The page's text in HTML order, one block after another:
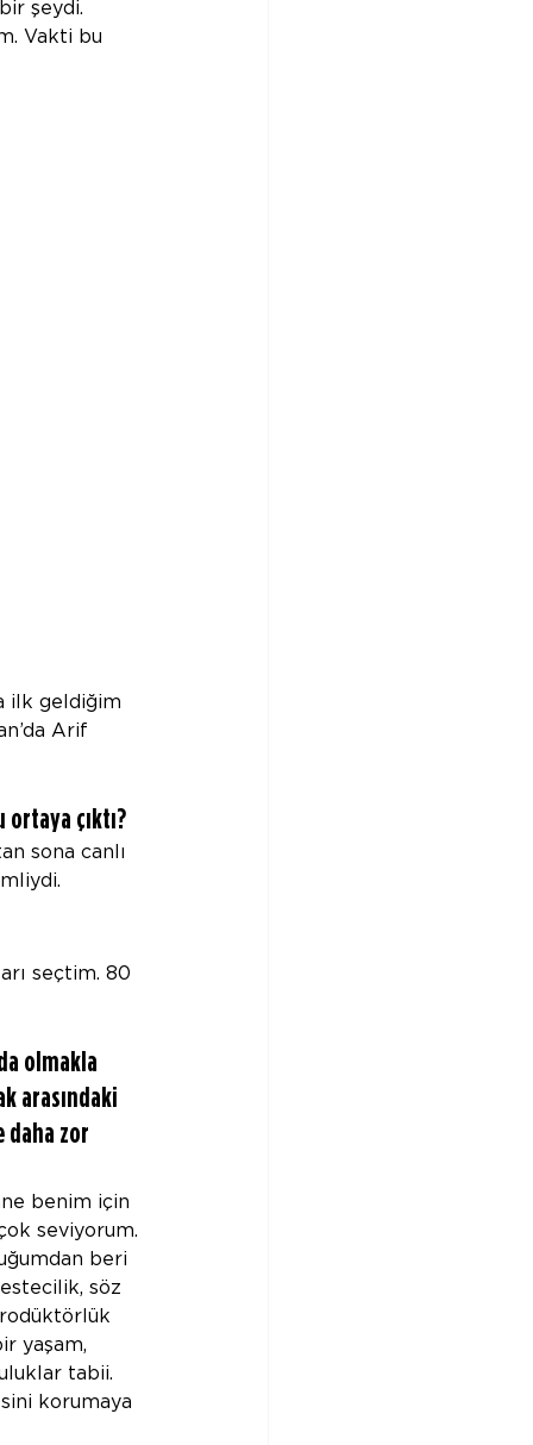
şeydi.
Vakti bu
ilk geldiğim
Arif
çıktı?
sona canlı
seçtim. 80
olmakla
arasındaki
daha zor
benim için
seviyorum.
beri
söz
yaşam,
tabii.
korumaya